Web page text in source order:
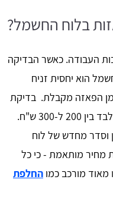
בלוח החשמל?
העבודה. כאשר הבדיקה
הוא יחסית זניח
הפאזה מקבלת. בדיקת
איזון וסדר פאזות עולה במחיר ביקור בלבד בין 200 ל-300 ש"ח.
וסדר מחדש של לוח
מותאמת - כי כל
מאוד מורכב כמו החלפת